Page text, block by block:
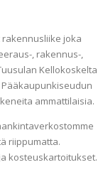
joka
, rakennus-,
Kellokoskelta
ammattilaisia.
riippumatta.
kosteuskartoitukset.